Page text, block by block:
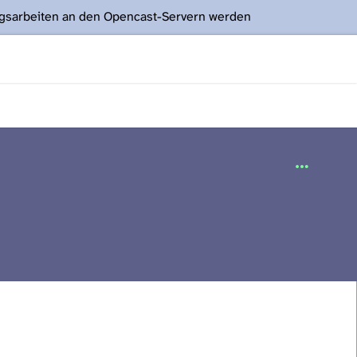
an den Opencast-Servern werden